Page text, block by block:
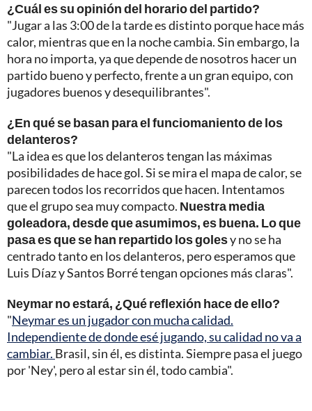
¿Cuál es su opinión del horario del partido?
"Jugar a las 3:00 de la tarde es distinto porque hace más
calor, mientras que en la noche cambia. Sin embargo, la
hora no importa, ya que depende de nosotros hacer un
partido bueno y perfecto, frente a un gran equipo, con
jugadores buenos y desequilibrantes".
¿En qué se basan para el funciomaniento de los
delanteros?
"La idea es que los delanteros tengan las máximas
posibilidades de hace gol. Si se mira el mapa de calor, se
parecen todos los recorridos que hacen. Intentamos
que el grupo sea muy compacto. Nuestra media
goleadora, desde que asumimos, es buena. Lo que
pasa es que se han repartido los golesy no se ha
centrado tanto en los delanteros, pero esperamos que
Luis Díaz y Santos Borré tengan opciones más claras".
Neymar no estará, ¿Qué reflexión hace de ello?
"Neymar es un jugador con mucha calidad.
Independiente de donde esé jugando, su calidad no va a
cambiar. Brasil, sin él, es distinta. Siempre pasa el juego
por 'Ney', pero al estar sin él, todo cambia".